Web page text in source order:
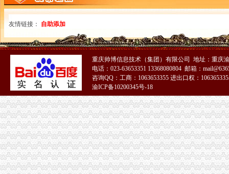
海关涉物流垄断：物流老板为海关服务中心负责人_网易新闻
【海关转关货运】-海关转关货运价格|批发-海关转关货运公司-页88网
【2014年苏州海关物流运输公司新招聘信息_电话_地址】-赶集网
山东海关物流封【价格,厂家,求购,什么品牌好】-中国制造网,
做海关物流账之前要了解企业_骏天钟_新浪博客
昂丰物流公司-海关,
张家港保税区海关对物流园区企业进行培训_资讯中心_中国物流与采购
天津源海关务物流有限公司-阿土伯企业名录
俄罗斯海关服务物流有限责任公司联系人：王振国联系电话：86-021-
海关物流公司
海关物流监控解决方案【价格,厂家,求购,使用说明】-中国制
海关物流信息监控系统简介..ppt
海关物流厂家_海关物流厂家/公司-阿里巴巴公司页
广州易兴物流有限公司-海关监管气垫车运输、海关监管厢式货车运输
深圳海关邮政物流有限公司_官方网站页
深圳海关邮政物流有限公司
友情链接： 自助添加
重庆帅博信息技术（集团）有限公司 地址：重庆
电话：023-63653351 13368080804 邮箱：
咨询QQ：工商：1063653355 进出口权：
渝ICP备10200345号-18